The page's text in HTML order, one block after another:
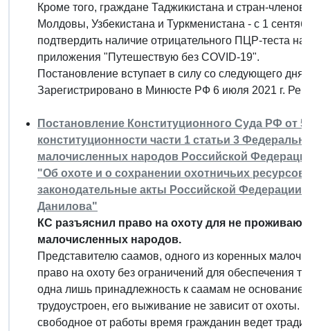
Кроме того, граждане Таджикистана и стран-
Молдовы, Узбекистана и Туркменистана - с 1
подтвердить наличие отрицательного ПЦР-теста
приложения "Путешествую без COVID-19".
Постановление вступает в силу со следующего
Зарегистрировано в Минюсте РФ 6 июля 2021 г.
Постановление Конституционного Суда РФ от
конституционности части 1 статьи 3
малочисленных народов Российской
"Об охоте и о сохранении охотничьих
законодательные акты Российской
Данилова"
КС разъяснил право на охоту для не
малочисленных народов.
Представителю саамов, одного из коренных
право на охоту без ограничений для обеспечения
одна лишь принадлежность к саамам не основание
трудоустроен, его выживание не зависит от охоты.
свободное от работы время гражданин ведет